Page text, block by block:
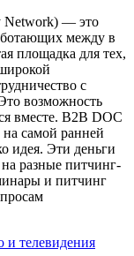
Network) — это
между в
площадка для тех,
с
возможность
вместе. B2B DOC
самой ранней
идея. Эти деньги
разные питчинг-
и питчинг
и телевидения